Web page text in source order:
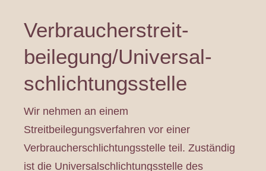
Verbraucher­streit­
beilegung/Universal­
schlichtungs­stelle
Wir nehmen an einem
Streitbeilegungsverfahren vor einer
Verbraucherschlichtungsstelle teil. Zuständig
ist die Universalschlichtungsstelle des